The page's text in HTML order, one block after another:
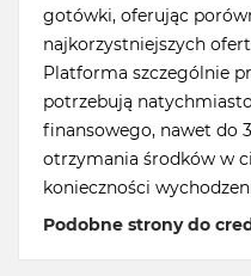
gotówki, oferując
najkorzystniejszych
Platforma szczególnie
potrzebują
finansowego, nawet do
otrzymania środków w
konieczności
Podobne strony do